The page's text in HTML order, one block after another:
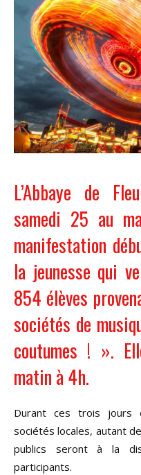
L’Abbaye de
samedi 25 au
manifestation
la jeunesse qui
854 élèves
sociétés de
coutumes ! ».
matin à 4h.
Durant ces trois
sociétés locales, autant
publics seront à la
participants.